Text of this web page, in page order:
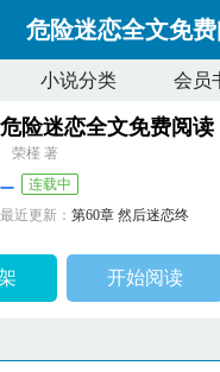
危险迷恋全文免
小说分类 会员
危险迷恋全文免费阅读
荣槿 著
连载中
最近更新：第60章 然后迷恋终
开始阅读